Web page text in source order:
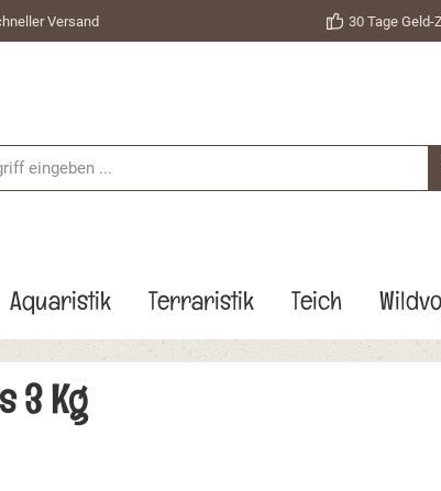
Versand 30 Tage Geld-
Aquaristik Terraristik Teich
3 Kg